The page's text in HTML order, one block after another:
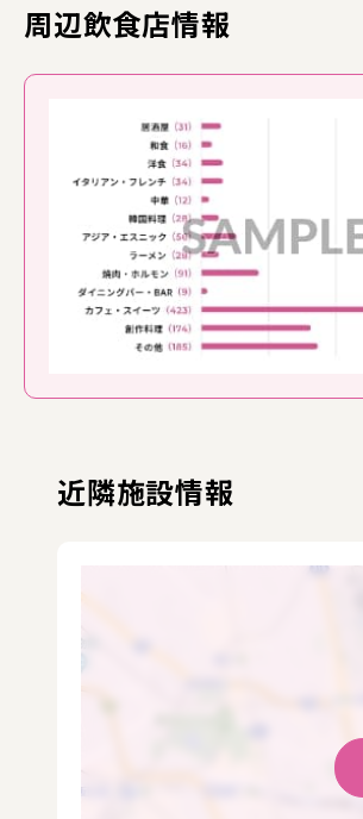
周辺飲食店情報
近隣施設情報